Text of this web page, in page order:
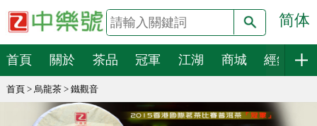
简体
首頁 關於 茶品 冠軍 江湖 商城 經銷
首頁> 烏龍茶> 鐵觀音